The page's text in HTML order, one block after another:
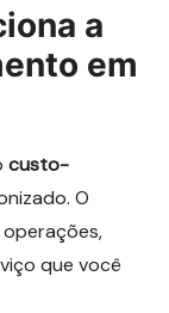
a
em
custo-
O
que você